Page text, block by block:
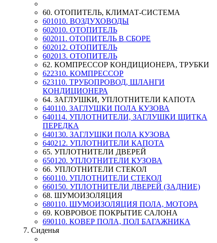
60. ОТОПИТЕЛЬ, КЛИМАТ-СИСТЕМА
601010. ВОЗДУХОВОДЫ
602010. ОТОПИТЕЛЬ
602011. ОТОПИТЕЛЬ В СБОРЕ
602012. ОТОПИТЕЛЬ
602013. ОТОПИТЕЛЬ
62. КОМПРЕССОР КОНДИЦИОНЕРА, ТРУБКИ
622310. КОМПРЕССОР
623110. ТРУБОПРОВОД, ШЛАНГИ
КОНДИЦИОНЕРА
64. ЗАГЛУШКИ, УПЛОТНИТЕЛИ КАПОТА
640110. ЗАГЛУШКИ ПОЛА КУЗОВА
640114. УПЛОТНИТЕЛИ, ЗАГЛУШКИ ЩИТКА
ПЕРЕДКА
640130. ЗАГЛУШКИ ПОЛА КУЗОВА
640212. УПЛОТНИТЕЛИ КАПОТА
65. УПЛОТНИТЕЛИ ДВЕРЕЙ
650120. УПЛОТНИТЕЛИ КУЗОВА
66. УПЛОТНИТЕЛИ СТЕКОЛ
660110. УПЛОТНИТЕЛИ СТЕКОЛ
660150. УПЛОТНИТЕЛИ ДВЕРЕЙ (ЗАДНИЕ)
68. ШУМОИЗОЛЯЦИЯ
680110. ШУМОИЗОЛЯЦИЯ ПОЛА, МОТОРА
69. КОВРОВОЕ ПОКРЫТИЕ САЛОНА
690110. КОВЕР ПОЛА, ПОЛ БАГАЖНИКА
7. Сиденья